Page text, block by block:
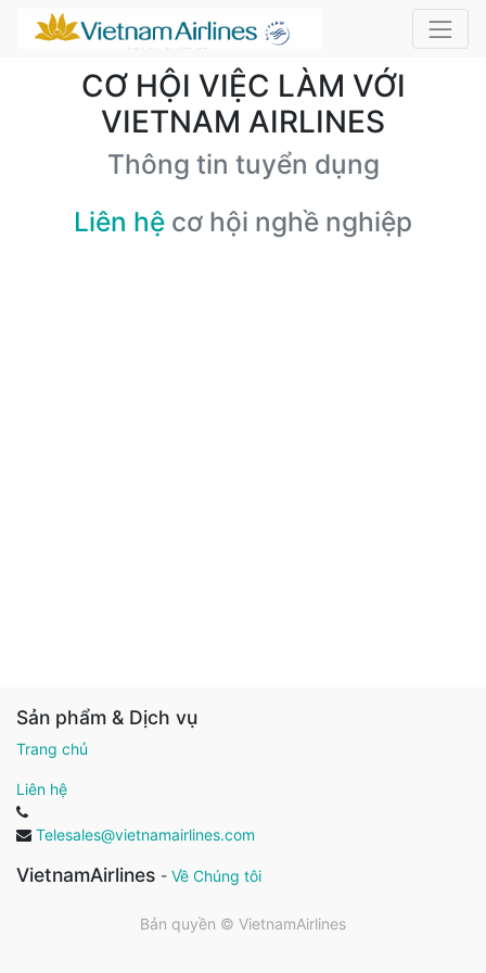
CƠ HỘI VIỆC LÀM VỚI
VIETNAM AIRLINES
Thông tin tuyển dụng
Liên hệ cơ hội nghề nghiệp
Sản phẩm & Dịch vụ
Trang chủ
Liên hệ
Telesales@vietnamairlines.com
VietnamAirlines - Về Chúng tôi
Bản quyền © VietnamAirlines